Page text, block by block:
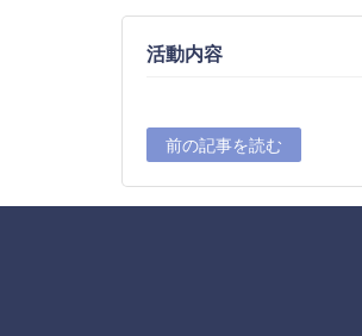
活動内容
前の記事を読む